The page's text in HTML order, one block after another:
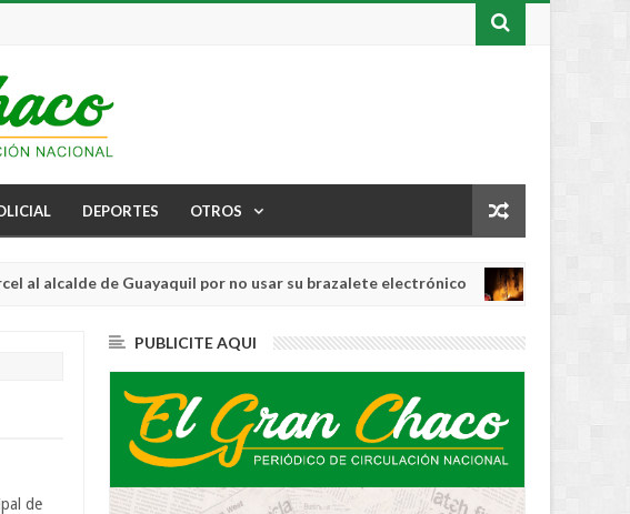
DEPORTES OTROS
de Guayaquil por no usar su brazalete electrónico
20260
INTERNACIONAL
de
PUBLICITE AQUI